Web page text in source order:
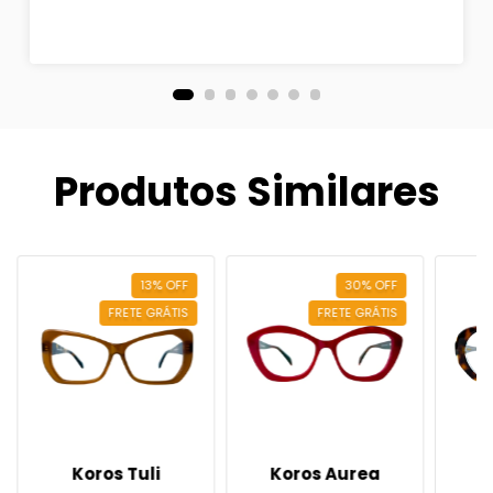
Produtos Similares
13%OFF
FRETE GRÁTIS
Koros Tuli
30%OFF
FRETE GRÁTIS
Koros Aurea